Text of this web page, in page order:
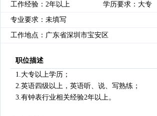
工作经验：2年以上 学历要求：大专
专业要求：未填写
工作地点：广东省深圳市宝安区
职位描述
1.大专以上学历；
2.英语四级以上，英语听、说、写熟练；
3.有钟表行业相关经验2年以上。